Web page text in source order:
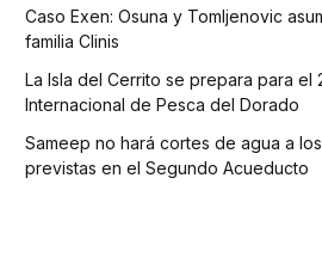
Caso Exen: Osuna y Tomljenovic
familia Clinis
La Isla del Cerrito se prepara para el
Internacional de Pesca del Dorado
Sameep no hará cortes de agua a
previstas en el Segundo Acueducto